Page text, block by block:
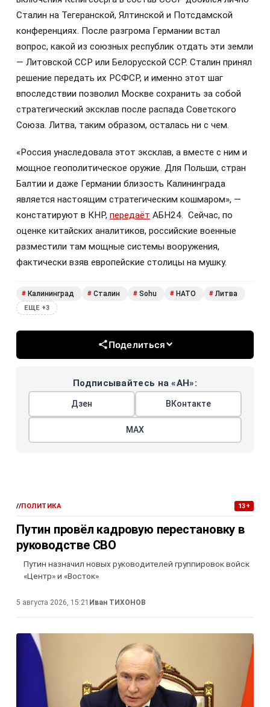
Сталин на Тегеранской, Ялтинской и Потсдамской
конференциях. После разгрома Германии встал
вопрос, какой из союзных республик отдать эти земли
— Литовской ССР или Белорусской ССР. Сталин принял
решение передать их РСФСР, и именно этот шаг
впоследствии позволил Москве сохранить за собой
стратегический эксклав после распада Советского
Союза. Литва, таким образом, осталась ни с чем.
«Россия унаследовала этот эксклав, а вместе с ним и
мощное геополитическое оружие. Для Польши, стран
Балтии и даже Германии близость Калининграда
является настоящим стратегическим кошмаром», —
констатируют в КНР, передаёт АБН24. Сейчас, по
оценке китайских аналитиков, российские военные
разместили там мощные системы вооружения,
фактически взяв европейские столицы на мушку.
# Калининград # Сталин # Sohu # НАТО # Литва
ЕЩЕ +3
Поделиться
Подписывайтесь на «АН»:
Дзен ВКонтакте
МАХ
//ПОЛИТИКА 13+
Путин провёл кадровую перестановку в
руководстве СВО
Путин назначил новых руководителей группировок войск
«Центр» и «Восток»
5 августа 2026, 15:21 Иван ТИХОНОВ